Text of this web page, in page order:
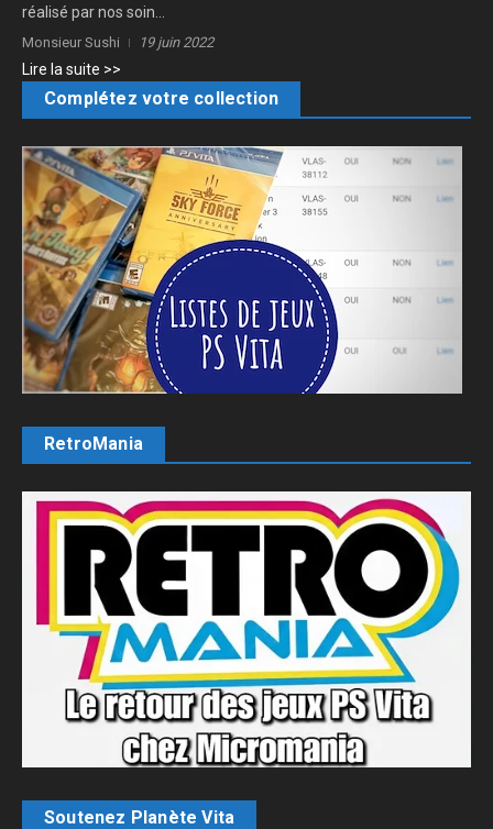
réalisé par nos soin...
Monsieur Sushi 19 juin 2022
Lire la suite >>
Complétez votre collection
RetroMania
Soutenez Planète Vita